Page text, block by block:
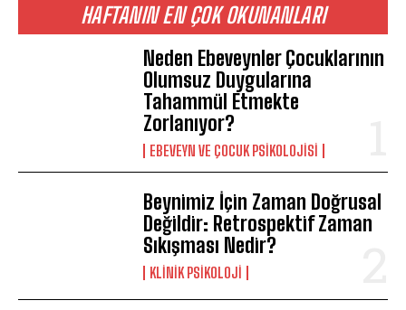
HAFTANIN EN ÇOK OKUNANLARI
Neden Ebeveynler Çocuklarının
Olumsuz Duygularına
Tahammül Etmekte
Zorlanıyor?
EBEVEYN VE ÇOCUK PSIKOLOJISI
Beynimiz İçin Zaman Doğrusal
Değildir: Retrospektif Zaman
Sıkışması Nedir?
KLINIK PSIKOLOJI